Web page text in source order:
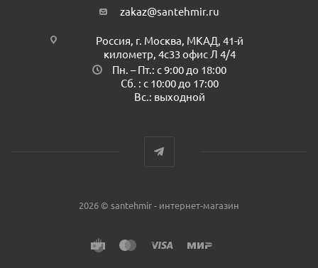
zakaz@santehmir.ru
Россия, г. Москва, МКАД, 41-й
километр, 4с33 офис Л 4/4
Пн. – Пт.: с 9:00 до 18:00
Сб. : с 10:00 до 17:00
Вс.: выходной
2026 © santehmir - интернет-магазин